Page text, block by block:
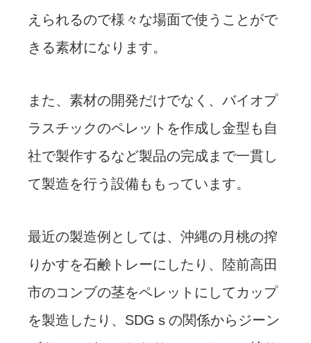
えられるので様々な場面で使うことがで
きる素材になります。
また、素材の開発だけでなく、バイオプ
ラスチックのペレットを作成し金型も自
社で製作するなど製品の完成まで一貫し
て製造を行う設備ももっています。
最近の製造例としては、沖縄の月桃の搾
りかすを石鹸トレーにしたり、陸前高田
市のコンブの茎をペレットにしてカップ
を製造したり、SDGｓの関係からジーン